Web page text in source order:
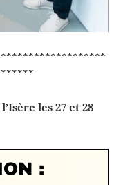
les 27 et 28